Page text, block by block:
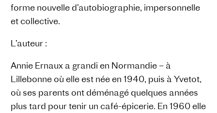
forme nouvelle d’autobiographie, impersonnelle
et collective.
L’auteur :
Annie Ernaux a grandi en Normandie – à
Lillebonne où elle est née en 1940, puis à Yvetot,
où ses parents ont déménagé quelques années
plus tard pour tenir un café-épicerie. En 1960 elle